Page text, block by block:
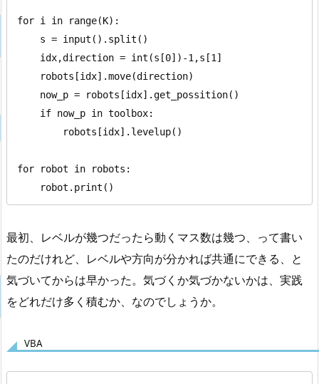
for i in range(K):
for robot in robots:
    robot.print()
最初、レベルが幾つだったら動くマス数は幾つ、って書い
たのだけれど、レベルや方向が分かれば共通にできる、と
気づいてからは早かった。気づくか気づかないかは、実践
をどれだけ多く積むか、なのでしょうか。
VBA